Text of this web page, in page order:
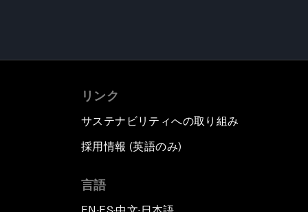
リンク
サステナビリティへの取り組み
採用情報 (英語のみ)
言語
▪ ▪ ▪